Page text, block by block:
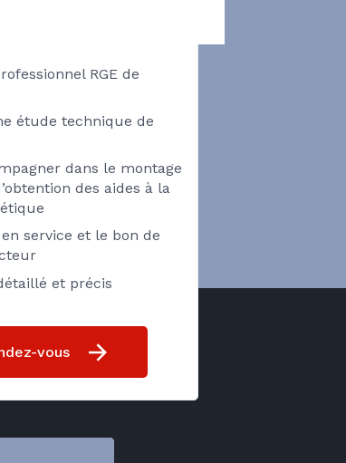
RGE de
étude technique de
dans le montage
des aides à la
service et le bon de
et précis
vous